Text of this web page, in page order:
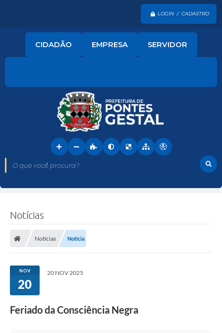
LOGIN / CADASTRO
O que você procura?
CIDADÃO EMPRESA SERVIDOR
Notícias
Notícias Notícia
NOV
20
20 NOV 2025
Feriado da Consciência Negra